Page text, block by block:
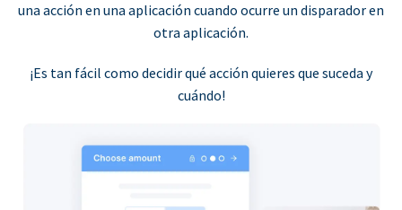
una acción en una aplicación cuando ocurre un disparador en
otra aplicación.
¡Es tan fácil como decidir qué acción quieres que suceda y
cuándo!